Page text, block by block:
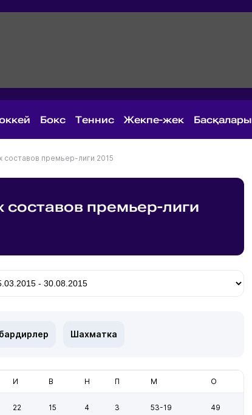
Бокс Теннис Жекпе-жек Басқалары
премьер-лиги 2015
премьер-лиги
Шахматка
И В Н П М О
22 15 4 3 53-19 49